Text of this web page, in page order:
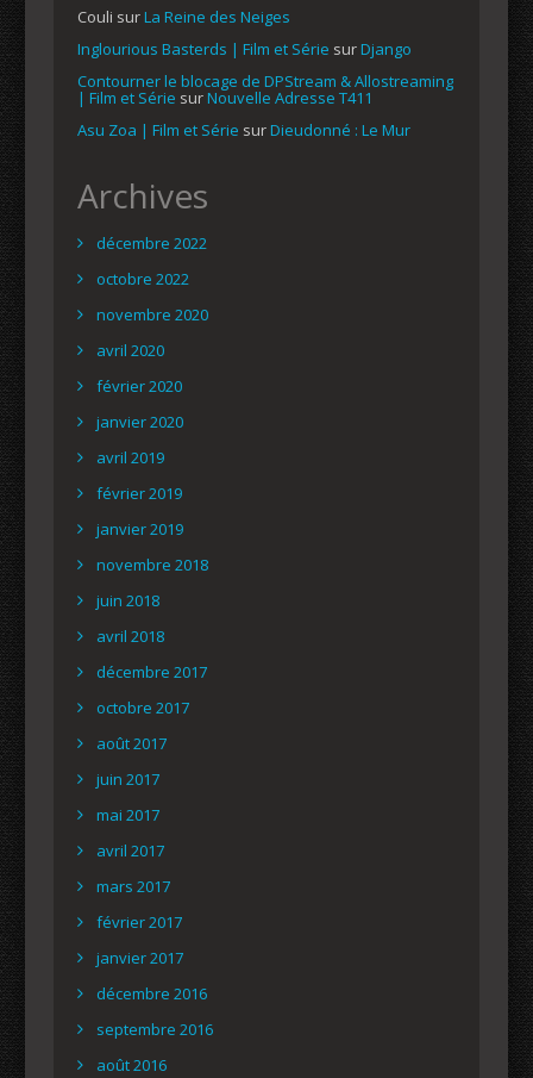
Couli surLa Reine des Neiges
Inglourious Basterds | Film et Série surDjango
Contourner le blocage de DPStream & Allostreaming
| Film et Série surNouvelle Adresse T411
Asu Zoa | Film et Série surDieudonné : Le Mur
Archives
décembre 2022
octobre 2022
novembre 2020
avril 2020
février 2020
janvier 2020
avril 2019
février 2019
janvier 2019
novembre 2018
juin 2018
avril 2018
décembre 2017
octobre 2017
août 2017
juin 2017
mai 2017
avril 2017
mars 2017
février 2017
janvier 2017
décembre 2016
septembre 2016
août 2016